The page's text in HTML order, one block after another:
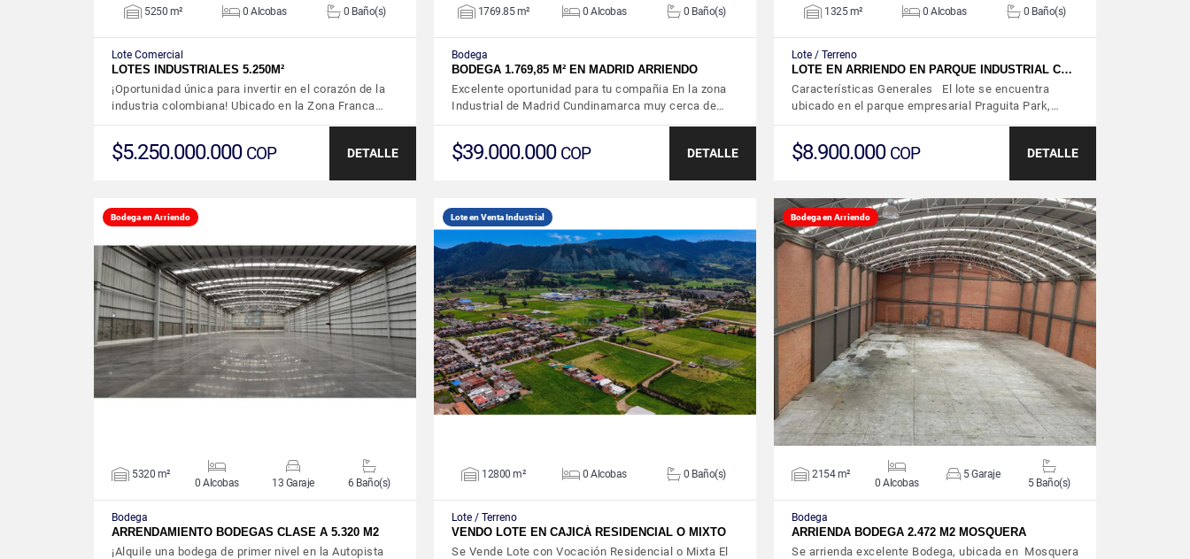
5250 m² 0 Alcobas 0 Baño(s)
Lote Comercial
LOTES INDUSTRIALES 5.250M²
¡Oportunidad única para invertir en el corazón de la
industria colombiana! Ubicado en la Zona Franca…
$5.250.000.000 COP DETALLE
1769.85 m² 0 Alcobas 0 Baño(s)
Bodega
BODEGA 1.769,85 M² EN MADRID ARRIENDO
Excelente oportunidad para tu compañia En la zona
Industrial de Madrid Cundinamarca muy cerca de…
$39.000.000 COP DETALLE
1325 m² 0 Alcobas 0 Baño(s)
Lote / Terreno
LOTE EN ARRIENDO EN PARQUE INDUSTRIAL C…
Características Generales El lote se encuentra
ubicado en el parque empresarial Praguita Park,…
$8.900.000 COP DETALLE
Bodega en Arriendo
VER DETALLES
5320 m²
0 Alcobas 13 Garaje 6 Baño(s)
Bodega
ARRENDAMIENTO BODEGAS CLASE A 5.320 M2
¡Alquile una bodega de primer nivel en la Autopista
Lote en Venta Industrial
VER DETALLES
12800 m² 0 Alcobas 0 Baño(s)
Lote / Terreno
VENDO LOTE EN CAJICÁ RESIDENCIAL O MIXTO
Se Vende Lote con Vocación Residencial o Mixta El
Bodega en Arriendo
VER DETALLES
2154 m²
0 Alcobas
5 Garaje
5 Baño(s)
Bodega
ARRIENDA BODEGA 2.472 M2 MOSQUERA
Se arrienda excelente Bodega, ubicada en Mosquera